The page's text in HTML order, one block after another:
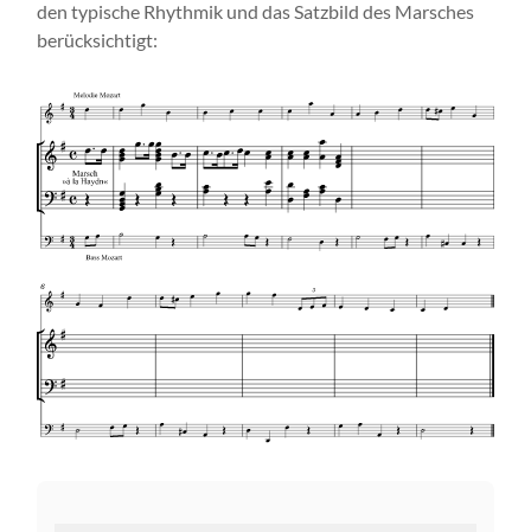
den typische Rhythmik und das Satzbild des Marsches
berücksichtigt: